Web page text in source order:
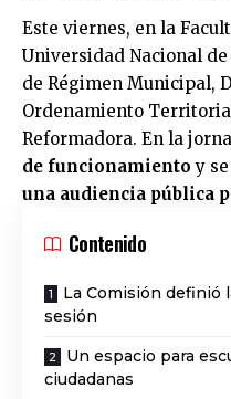
Este viernes, en la
Universidad Nacional
de Régimen Municipal,
Ordenamiento
Reformadora. En la
de funcionamiento y
una audiencia pública
Contenido
La Comisión definió
sesión
Un espacio para
ciudadanas